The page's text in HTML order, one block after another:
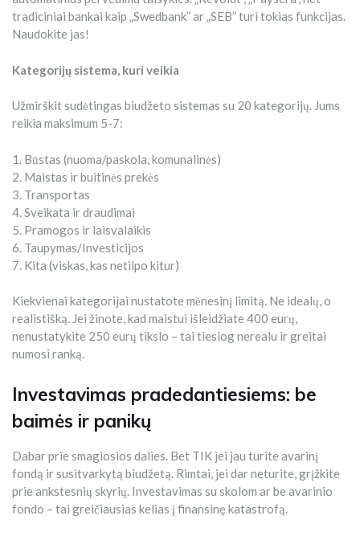
tradiciniai bankai kaip „Swedbank” ar „SEB” turi tokias funkcijas.
Naudokite jas!
Kategorijų sistema, kuri veikia
Užmirškit sudėtingas biudžeto sistemas su 20 kategorijų. Jums
reikia maksimum 5-7:
1. Būstas (nuoma/paskola, komunalinės)
2. Maistas ir buitinės prekės
3. Transportas
4. Sveikata ir draudimai
5. Pramogos ir laisvalaikis
6. Taupymas/Investicijos
7. Kita (viskas, kas netilpo kitur)
Kiekvienai kategorijai nustatote mėnesinį limitą. Ne idealų, o
realistišką. Jei žinote, kad maistui išleidžiate 400 eurų,
nenustatykite 250 eurų tikslo – tai tiesiog nerealu ir greitai
numosi ranką.
Investavimas pradedantiesiems: be
baimės ir panikų
Dabar prie smagiosios dalies. Bet TIK jei jau turite avarinį
fondą ir susitvarkytą biudžetą. Rimtai, jei dar neturite, grįžkite
prie ankstesnių skyrių. Investavimas su skolom ar be avarinio
fondo – tai greičiausias kelias į finansinę katastrofą.